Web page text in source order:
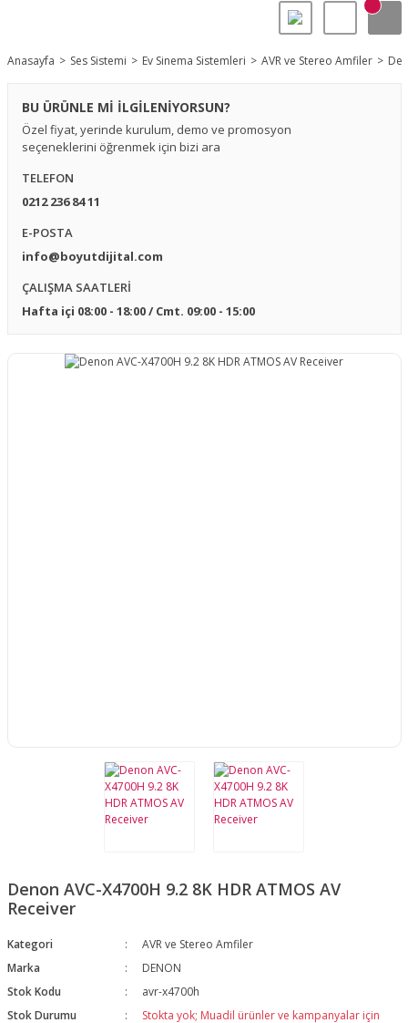
Anasayfa Ses Sistemi Ev Sinema Sistemleri AVR ve Stereo Amfiler
BU ÜRÜNLE Mİ İLGİLENİYORSUN?
Özel fiyat, yerinde kurulum, demo ve promosyon
seçeneklerini öğrenmek için bizi ara
TELEFON
0212 236 84 11
E-POSTA
info@boyutdijital.com
ÇALIŞMA SAATLERİ
Hafta içi 08:00 - 18:00 / Cmt. 09:00 - 15:00
Denon AVC-X4700H 9.2 8K HDR ATMOS AV
Receiver
Kategori
AVR ve Stereo Amfiler
Marka
DENON
Stok Kodu
avr-x4700h
Stok Durumu
Stokta yok; Muadil ürünler ve kampanyalar için